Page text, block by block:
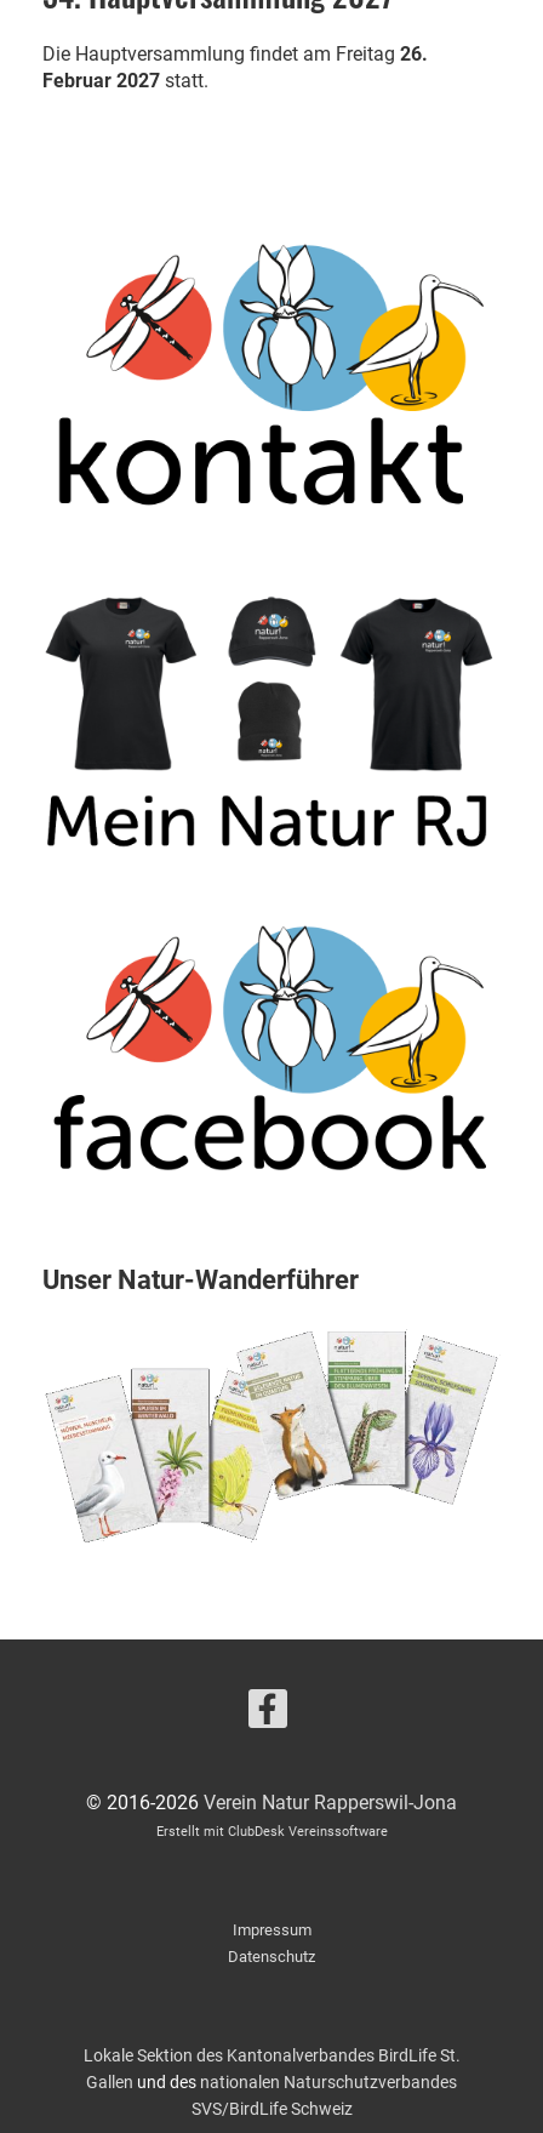
Die Hauptversammlung findet am Freitag 26.
Februar 2027 statt.
Unser Natur-Wanderführer
© 2016-2026 Verein Natur Rapperswil-Jona
Erstellt mit ClubDesk Vereinssoftware
Impressum
Datenschutz
Lokale Sektion des Kantonalverbandes BirdLife St.
Gallen und des nationalen Naturschutzverbandes
SVS/BirdLife Schweiz